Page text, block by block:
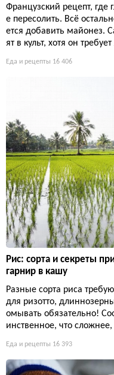
Французский рецепт, где
е пересолить. Всё
ется добавить майонез.
ят в культ, хотя он
Еда и рецепты 16 406
Рис: сорта и секреты
гарнир в кашу
Разные сорта риса
для ризотто,
омывать обязательно!
инственное, что
Еда и рецепты 16 393